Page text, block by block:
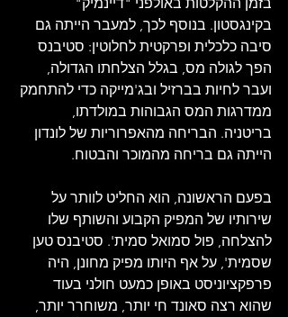
בקינגסטון. בנוסף לכך, למעבר הייתה גם
סיבה כלכלית ופרקטית לחלוטין: סטיבנס
הפך לגולה מס, בגלל הצלחתו הגדולה,
ועבר לחיות בברזיל ובג'מייקה כדי להתחמק
ממדרגות המס הגבוהות במולדתו,
בריטניה. הבריחה מהאפרוריות של לונדון
הייתה גם בריחה מהמוכר והבטוח.
בפעם הראשונה, הוא החליט לוותר על
שירותיו של המפיק הקבוע והשותף שלו
להצלחה, פול סמואל סמית'. סטיבנס טען
שסמית', על אף היותו מפיק מחונן, היה
פרפקציוניסט באופן כמעט חולני בעוד
שהוא רצה סאונד חי יותר, משוחרר יותר,